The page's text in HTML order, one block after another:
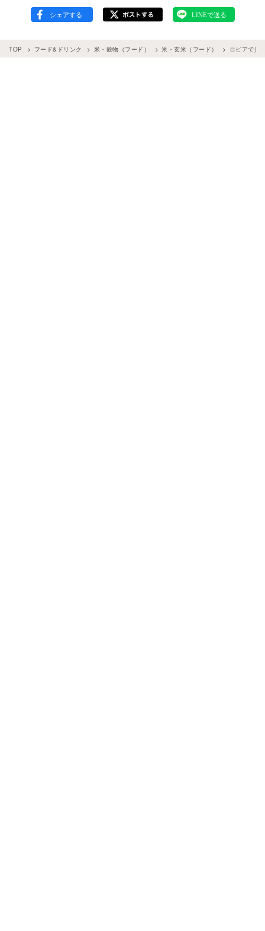
TOP フード&ドリンク 米・穀物（フード） 米・玄米（フード） ロピアで買